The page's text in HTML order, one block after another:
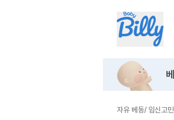
자유 베동/ 임신고민